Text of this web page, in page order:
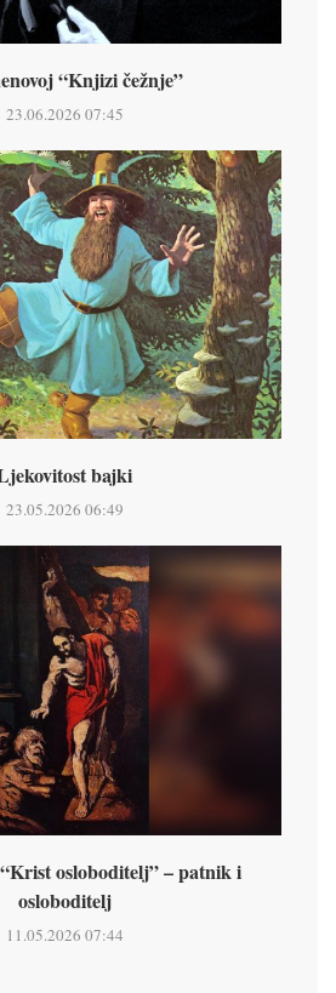
“Knjizi čežnje”
23.06.2026 07:45
bajki
23.05.2026 06:49
osloboditelj” – patnik i
osloboditelj
11.05.2026 07:44